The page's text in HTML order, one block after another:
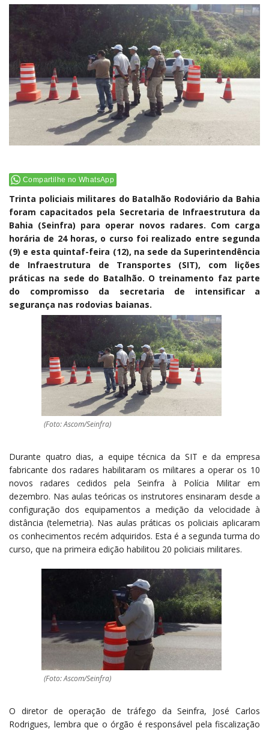
Compartilhe no WhatsApp
Trinta policiais militares do Batalhão Rodoviário da Bahia
foram capacitados pela Secretaria de Infraestrutura da
Bahia (Seinfra) para operar novos radares. Com carga
horária de 24 horas, o curso foi realizado entre segunda
(9) e esta quintaf-feira (12), na sede da Superintendência
de Infraestrutura de Transportes (SIT), com lições
práticas na sede do Batalhão. O treinamento faz parte
do compromisso da secretaria de intensificar a
segurança nas rodovias baianas.
(Foto: Ascom/Seinfra)
Durante quatro dias, a equipe técnica da SIT e da empresa
fabricante dos radares habilitaram os militares a operar os 10
novos radares cedidos pela Seinfra à Polícia Militar em
dezembro. Nas aulas teóricas os instrutores ensinaram desde a
configuração dos equipamentos a medição da velocidade à
distância (telemetria). Nas aulas práticas os policiais aplicaram
os conhecimentos recém adquiridos. Esta é a segunda turma do
curso, que na primeira edição habilitou 20 policiais militares.
(Foto: Ascom/Seinfra)
O diretor de operação de tráfego da Seinfra, José Carlos
Rodrigues, lembra que o órgão é responsável pela fiscalização